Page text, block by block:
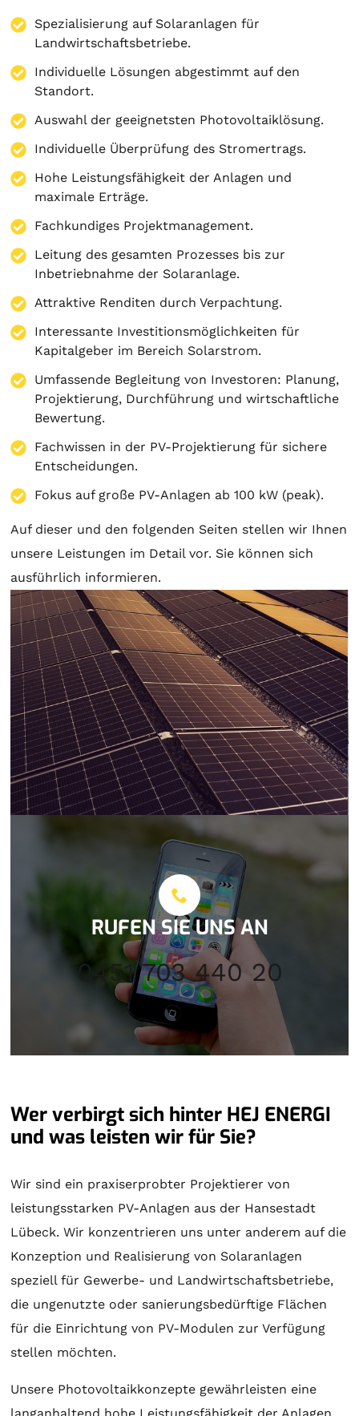
Spezialisierung auf Solaranlagen für
Landwirtschaftsbetriebe.
Individuelle Lösungen abgestimmt auf den
Standort.
Auswahl der geeignetsten Photovoltaiklösung.
Individuelle Überprüfung des Stromertrags.
Hohe Leistungsfähigkeit der Anlagen und
maximale Erträge.
Fachkundiges Projektmanagement.
Leitung des gesamten Prozesses bis zur
Inbetriebnahme der Solaranlage.
Attraktive Renditen durch Verpachtung.
Interessante Investitionsmöglichkeiten für
Kapitalgeber im Bereich Solarstrom.
Umfassende Begleitung von Investoren: Planung,
Projektierung, Durchführung und wirtschaftliche
Bewertung.
Fachwissen in der PV-Projektierung für sichere
Entscheidungen.
Fokus auf große PV-Anlagen ab 100 kW (peak).
Auf dieser und den folgenden Seiten stellen wir Ihnen
unsere Leistungen im Detail vor. Sie können sich
ausführlich informieren.
RUFEN SIE UNS AN
0451 703 440 20
Wer verbirgt sich hinter HEJ ENERGI
und was leisten wir für Sie?
Wir sind ein praxiserprobter Projektierer von
leistungsstarken PV-Anlagen aus der Hansestadt
Lübeck. Wir konzentrieren uns unter anderem auf die
Konzeption und Realisierung von Solaranlagen
speziell für Gewerbe- und Landwirtschaftsbetriebe,
die ungenutzte oder sanierungsbedürftige Flächen
für die Einrichtung von PV-Modulen zur Verfügung
stellen möchten.
Unsere Photovoltaikkonzepte gewährleisten eine